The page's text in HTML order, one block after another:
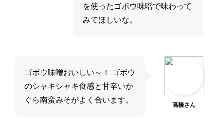
を使ったゴボウ味噌で味わって
みてほしいな。
髙橋さん
ゴボウ味噌おいしい～！ ゴボウ
のシャキシャキ食感と甘辛いか
ぐら南蛮みそがよく合います。